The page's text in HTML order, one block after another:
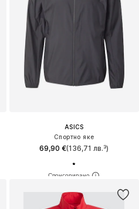
ASICS
Спортно яке
69,90 €(136,71 лв.³)